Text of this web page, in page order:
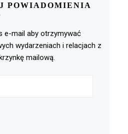
POWIADOMIENIA
e-mail aby otrzymywać
wydarzeniach i relacjach z
mailową.